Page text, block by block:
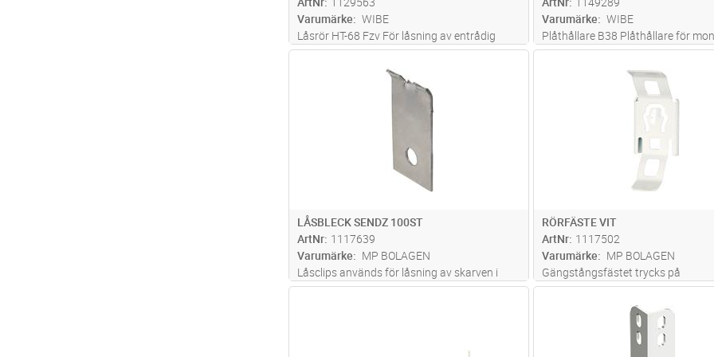
Varumärke
WIBE
Låsrör HT-68 Fzv För låsning av entrådig
ståltråd.
Varumärke
WIBE
Plåthållare B38 Plåthållare för
skiljeplåt B36, 5 st / Skiljeplåt.
LÅSBLECK SENDZ 100ST
ArtNr 1117639
Varumärke
MP BOLAGEN
Låsclips används för låsning av skarven i
rännbredderna 100-600 mm, (4 st/skarv).
RÖRFÄSTE VIT
ArtNr 1117502
Varumärke
MP BOLAGEN
Gängstångsfästet trycks på
vinkelfäste/pendelfäste. Maxlast:
Brottlast: = 1,7 ggr maxlast.